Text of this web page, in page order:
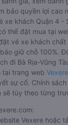
bảo quyền lợi cao
xe khách Quận 4 -
thể đặt mua tại
vé xe khách
giữ chỗ 100%.
đi Bà Rịa-Vũng
tại trang web
sự cố. Chính
sẽ tùy theo từng
Vexere hoặc